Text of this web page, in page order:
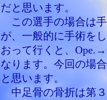
だと思います。
この選手の場合は
が、一般的に手術を
おって行くと、
なります。今回の場
と思います。
中足骨の骨折は第